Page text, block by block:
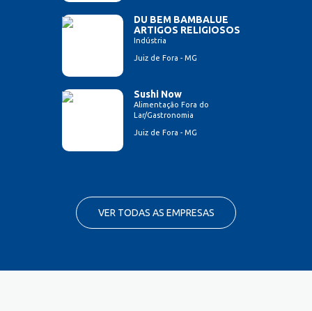
DU BEM BAMBALUE
ARTIGOS RELIGIOSOS
Indústria
Juiz de Fora - MG
Sushi Now
Alimentação Fora do
Lar/Gastronomia
Juiz de Fora - MG
VER TODAS AS EMPRESAS